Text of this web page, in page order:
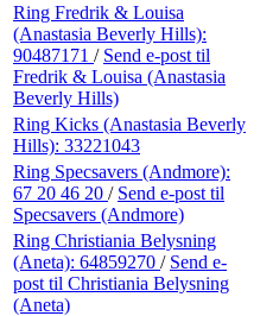
Ring Fredrik & Louisa
(Anastasia Beverly Hills):
90487171 / Send e-post til
Fredrik & Louisa (Anastasia
Beverly Hills)
Ring Kicks (Anastasia Beverly
Hills): 33221043
Ring Specsavers (Andmore):
67 20 46 20 / Send e-post til
Specsavers (Andmore)
Ring Christiania Belysning
(Aneta): 64859270 / Send e-
post til Christiania Belysning
(Aneta)